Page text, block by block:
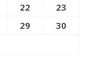
22
23
29
30